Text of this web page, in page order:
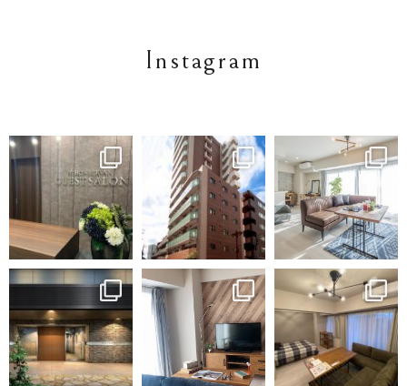
Instagram